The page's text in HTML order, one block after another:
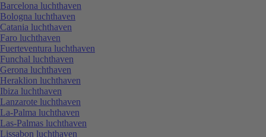
Barcelona luchthaven
Bologna luchthaven
Catania luchthaven
Faro luchthaven
Fuerteventura luchthaven
Funchal luchthaven
Gerona luchthaven
Heraklion luchthaven
Ibiza luchthaven
Lanzarote luchthaven
La-Palma luchthaven
Las-Palmas luchthaven
Lissabon luchthaven